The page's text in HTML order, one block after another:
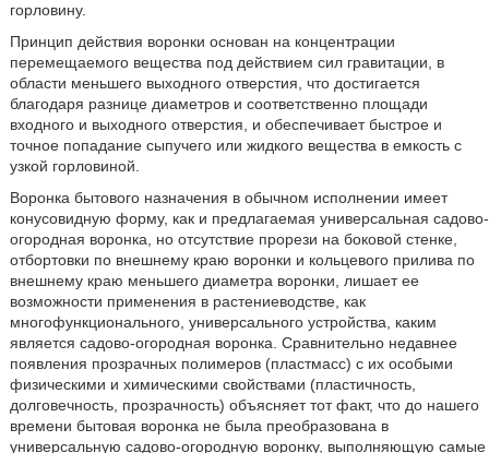
горловину.
Принцип действия воронки основан на концентрации
перемещаемого вещества под действием сил гравитации, в
области меньшего выходного отверстия, что достигается
благодаря разнице диаметров и соответственно площади
входного и выходного отверстия, и обеспечивает быстрое и
точное попадание сыпучего или жидкого вещества в емкость с
узкой горловиной.
Воронка бытового назначения в обычном исполнении имеет
конусовидную форму, как и предлагаемая универсальная садово-
огородная воронка, но отсутствие прорези на боковой стенке,
отбортовки по внешнему краю воронки и кольцевого прилива по
внешнему краю меньшего диаметра воронки, лишает ее
возможности применения в растениеводстве, как
многофункционального, универсального устройства, каким
является садово-огородная воронка. Сравнительно недавнее
появления прозрачных полимеров (пластмасс) с их особыми
физическими и химическими свойствами (пластичность,
долговечность, прозрачность) объясняет тот факт, что до нашего
времени бытовая воронка не была преобразована в
универсальную садово-огородную воронку, выполняющую самые